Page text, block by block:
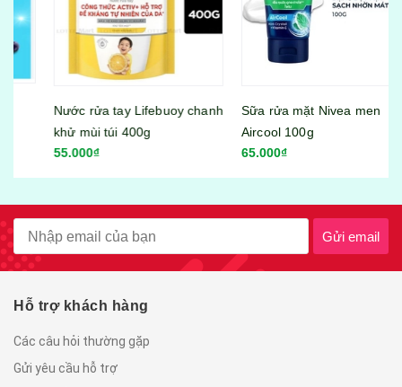
Nước rửa tay Lifebuoy chanh
khử mùi túi 400g
55.000₫
Sữa rửa mặt Nivea men
Aircool 100g
65.000₫
Gửi email
Hỗ trợ khách hàng
Các câu hỏi thường gặp
Gửi yêu cầu hỗ trợ